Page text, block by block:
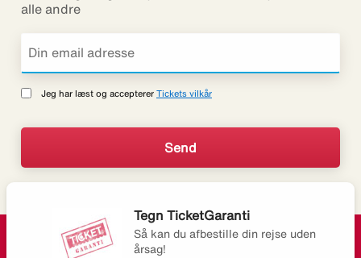
alle andre
Jeg har læst og accepterer Tickets vilkår
Tegn TicketGaranti
Så kan du afbestille din rejse uden
årsag!